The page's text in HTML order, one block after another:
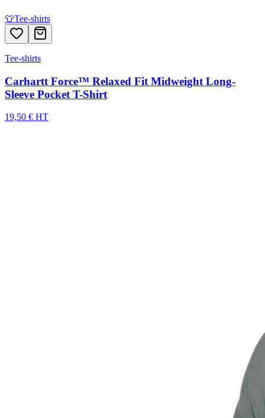
👕Tee-shirts
Tee-shirts
Carhartt Force™ Relaxed Fit Midweight Long-
Sleeve Pocket T-Shirt
19,50 € HT